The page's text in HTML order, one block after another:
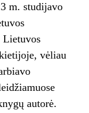
m. studijavo
Lietuvos
vėliau
autorė.